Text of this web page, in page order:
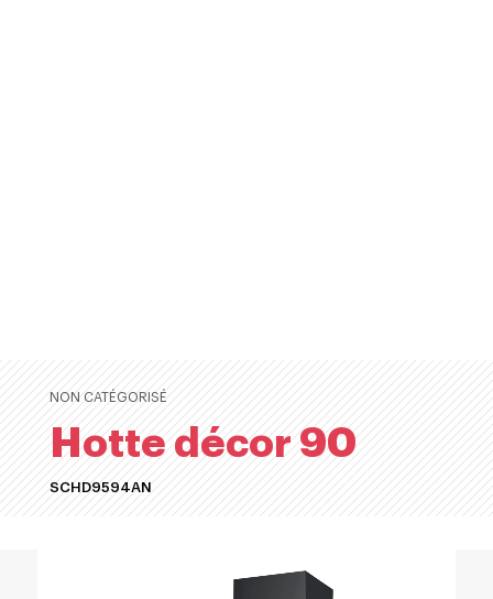
NON CATÉGORISÉ
Hotte décor 90
SCHD9594AN